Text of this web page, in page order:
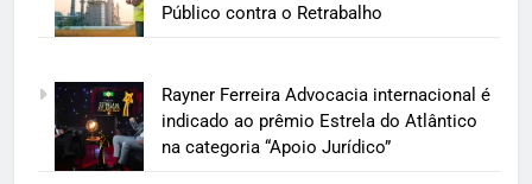
Público contra o Retrabalho
Rayner Ferreira Advocacia internacional é
indicado ao prêmio Estrela do Atlântico
na categoria “Apoio Jurídico”